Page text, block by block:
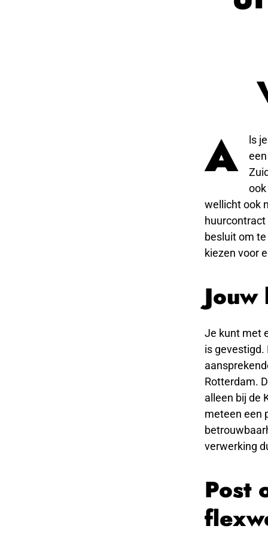
A
ls
wellicht ook
huurcontract
besluit om
kiezen voor
Je kunt met
is
Rotterdam.
alleen bij de
meteen een
verwerking
Post